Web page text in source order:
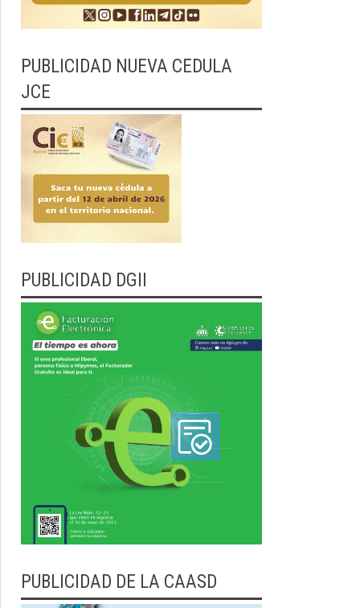
PUBLICIDAD NUEVA CEDULA
JCE
PUBLICIDAD DGII
PUBLICIDAD DE LA CAASD